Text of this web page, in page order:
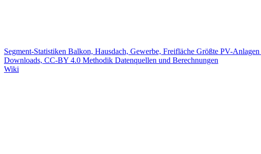
Segment-Statistiken Balkon, Hausdach, Gewerbe, Freifläche Größte PV-Anlagen
Downloads, CC-BY 4.0 Methodik Datenquellen und Berechnungen
Wiki